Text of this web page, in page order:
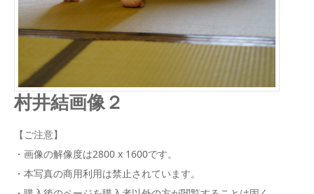
村井結画像２
【ご注意】
・画像の解像度は2800 x 1600です。
・本写真の商用利用は禁止されています。